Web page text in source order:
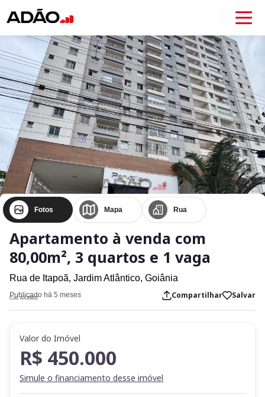
Fotos Mapa Rua
Apartamento à venda com
80,00m², 3 quartos e 1 vaga
Rua de Itapoã, Jardim Atlântico, Goiânia
Publicado há 5 meses
Cod. AX36802 Compartilhar Salvar
Valor do Imóvel
R$ 450.000
Simule o financiamento desse imóvel